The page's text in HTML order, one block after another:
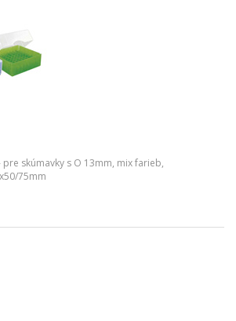
pre skúmavky s O 13mm, mix farieb,
75mm